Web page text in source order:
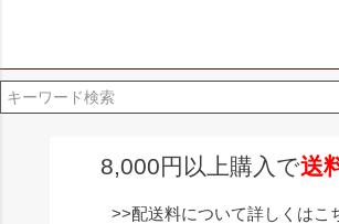
8,000円以上購入で送
>>配送料について詳しくはこ